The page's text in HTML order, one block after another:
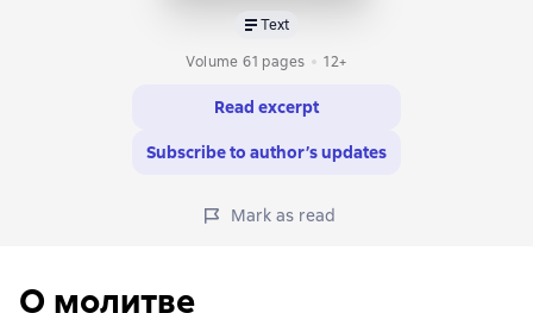
Text
Volume 61 pages
12+
Read excerpt
Subscribe to author’s updates
Mark as read
О молитве